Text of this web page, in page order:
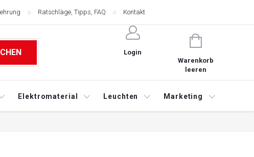
Ratschläge, Tipps, FAQ Kontakt
Login
WARENKORB
Warenkorb
leeren
Elektromaterial Leuchten Marketing